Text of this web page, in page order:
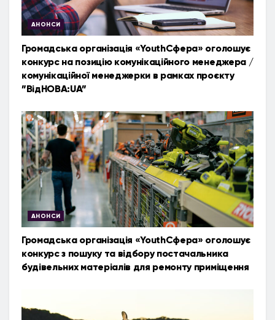
АНОНСИ
Громадська організація «YouthСфера» оголошує
конкурс на позицію комунікаційного менеджера /
комунікаційної менеджерки в рамках проєкту
”ВідНОВА:UA”
АНОНСИ
Громадська організація «YouthСфера» оголошує
конкурс з пошуку та відбору постачальника
будівельних матеріалів для ремонту приміщення